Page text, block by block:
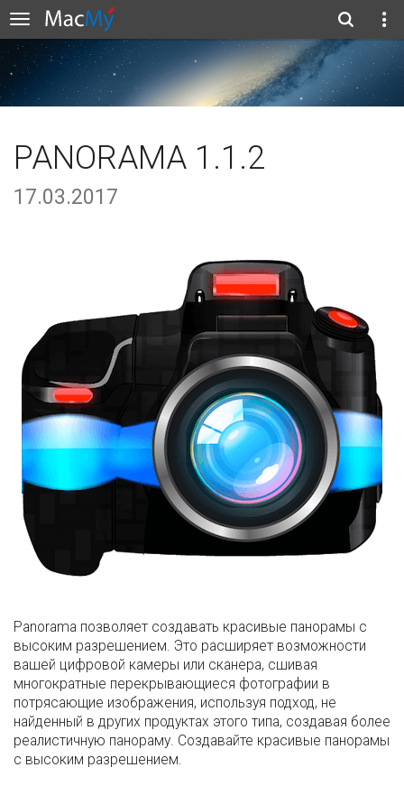
PANORAMA 1.1.2
17.03.2017
Panorama позволяет создавать красивые панорамы с
высоким разрешением. Это расширяет возможности
вашей цифровой камеры или сканера, сшивая
многократные перекрывающиеся фотографии в
потрясающие изображения, используя подход, не
найденный в других продуктах этого типа, создавая более
реалистичную панораму. Создавайте красивые панорамы
с высоким разрешением.